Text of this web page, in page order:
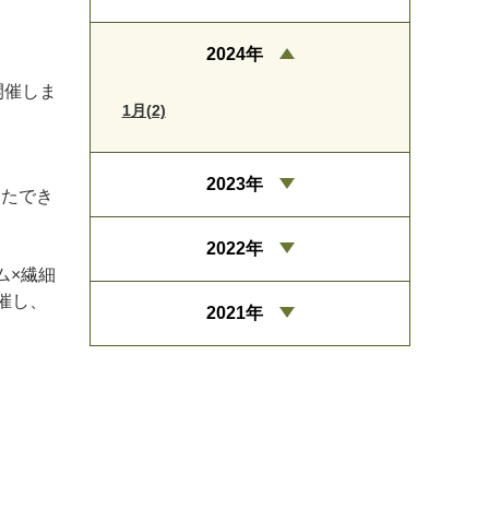
しま
でき
×繊細
、
2024年
1月(2)
2023年
2022年
2021年